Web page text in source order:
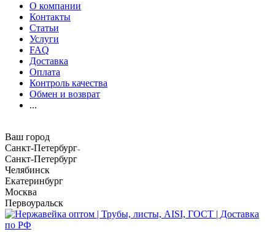
О компании
Контакты
Статьи
Услуги
FAQ
Доставка
Оплата
Контроль качества
Обмен и возврат
...
Ваш город
Санкт-Петербург
Санкт-Петербург
Челябинск
Екатеринбург
Москва
Первоуральск